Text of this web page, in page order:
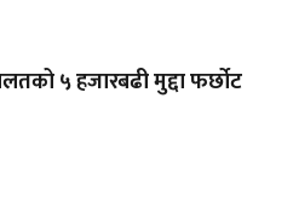
५ हजारबढी मुद्दा फर्छोट